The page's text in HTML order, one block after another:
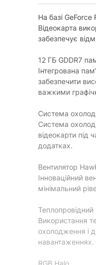
На базі GeForce
Відеокарта
забезпечує
12 ГБ GDDR7
Інтегрована
забезпечити
важкими
Система
Система
відеокарти під
додатках.
Вентилятор
Інноваційний
мінімальний
Використання
охолодження і
навантаженнях.
RGB Halo